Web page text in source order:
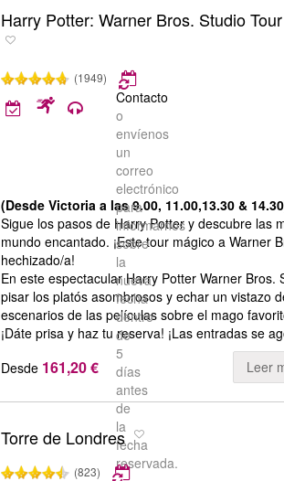
Harry Potter: Warner Bros. Studio
(1949)
Contacto
o
envíenos
un
correo
electrónico
para
informarnos
sobre
la
nueva
fecha
dentro
de
5
días
antes
de
la
fecha
reservada.
(Desde Victoria a las 9.00, 11.00,13.30 &
Sigue los pasos de Harry Potter y descubre las
mundo encantado. ¡Este tour mágico a Warner
hechizado/a!
En este espectacular Harry Potter Warner Bros.
pisar los platós asombrosos y echar un vistazo
escenarios de las películas sobre el mago
¡Dáte prisa y haz tu reserva! ¡Las entradas se
Desde 161,20 € Leer
Torre de Londres
(823)